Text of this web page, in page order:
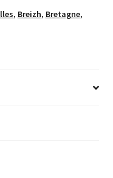
, Breizh, Bretagne,